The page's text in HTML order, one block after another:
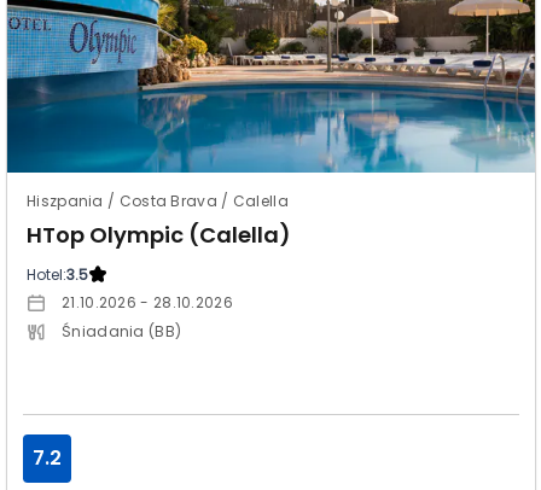
Hiszpania / Costa Brava / Calella
HTop Olympic (Calella)
Hotel:3.5
21.10.2026 - 28.10.2026
Śniadania (BB)
7.2